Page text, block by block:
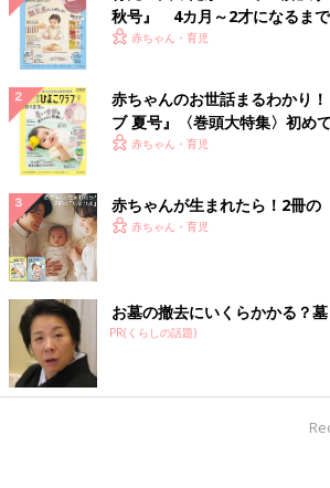
秋号』 4カ月～2才になるま
いっぱい！
赤ちゃん・育児
赤ちゃんのお世話まるわかり
ブ 夏号』〈巻頭大特集〉初め
く！ おっぱい・ミルクの基本
赤ちゃん・育児
赤ちゃんが生まれたら！2冊の
赤ちゃん・育児
お墓の撤去にいくらかかる？
PR(くらしの話題)